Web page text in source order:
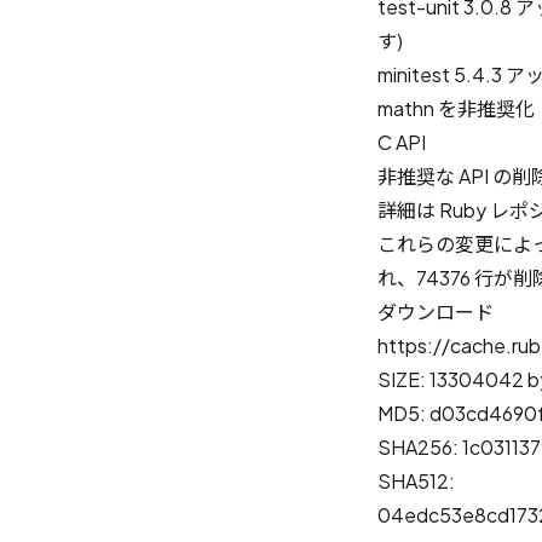
test-unit 3.0.8 ア
す)
minitest 5.4.3 ア
mathn を非推奨化
C API
非推奨な API の削
詳細は Ruby レポ
これらの変更によ
れ、74376 行が削
ダウンロード
https://
SIZE: 13304042
MD5:
SHA256:
SHA512: